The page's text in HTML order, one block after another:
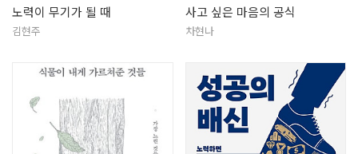
노력이 무기가 될 때
김현주
사고 싶은 마음의 공식
차현나